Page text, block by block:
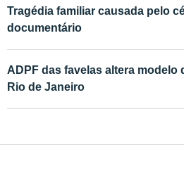
Tragédia familiar causada pelo
documentário
ADPF das favelas altera modelo
Rio de Janeiro